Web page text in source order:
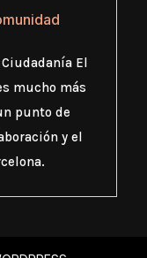
El
mucho más
punto de
y el